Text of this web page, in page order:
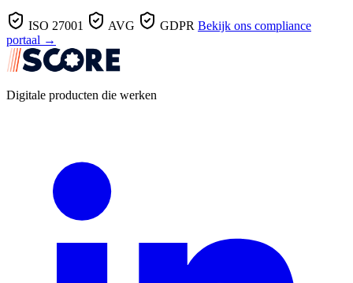
ISO 27001 AVG GDPR Bekijk ons compliance
portaal →
Digitale producten die werken